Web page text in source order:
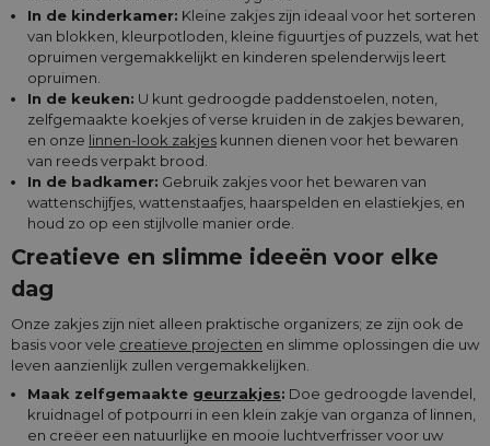
In de kinderkamer: Kleine zakjes zijn ideaal voor het sorteren
van blokken, kleurpotloden, kleine figuurtjes of puzzels, wat het
opruimen vergemakkelijkt en kinderen spelenderwijs leert
opruimen.
In de keuken: U kunt gedroogde paddenstoelen, noten,
zelfgemaakte koekjes of verse kruiden in de zakjes bewaren,
en onze linnen-look zakjes kunnen dienen voor het bewaren
van reeds verpakt brood.
In de badkamer: Gebruik zakjes voor het bewaren van
wattenschijfjes, wattenstaafjes, haarspelden en elastiekjes, en
houd zo op een stijlvolle manier orde.
Creatieve en slimme ideeën voor elke
dag
Onze zakjes zijn niet alleen praktische organizers; ze zijn ook de
basis voor vele creatieve projecten en slimme oplossingen die uw
leven aanzienlijk zullen vergemakkelijken.
Maak zelfgemaakte geurzakjes: Doe gedroogde lavendel,
kruidnagel of potpourri in een klein zakje van organza of linnen,
en creëer een natuurlijke en mooie luchtverfrisser voor uw